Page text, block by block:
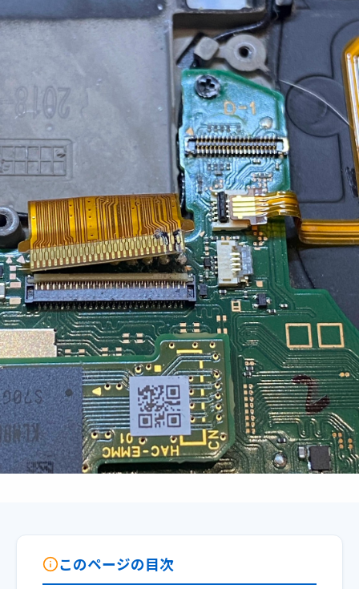
このページの目次